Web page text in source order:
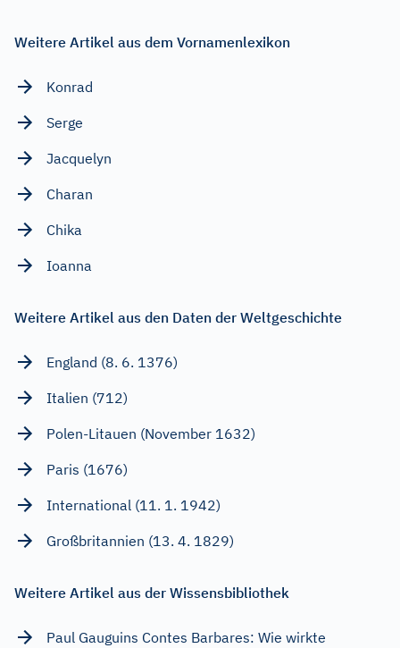
Weitere Artikel aus dem Vornamenlexikon
Konrad
Serge
Jacquelyn
Charan
Chika
Ioanna
Weitere Artikel aus den Daten der Weltgeschichte
England (8. 6. 1376)
Italien (712)
Polen-Litauen (November 1632)
Paris (1676)
International (11. 1. 1942)
Großbritannien (13. 4. 1829)
Weitere Artikel aus der Wissensbibliothek
Paul Gauguins Contes Barbares: Wie wirkte